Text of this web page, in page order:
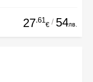
27.61
€ / 54лв.